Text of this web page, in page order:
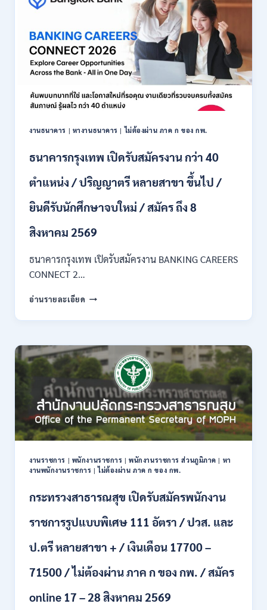
สมัคร
ปริญญา
ตรี
ทุก
สาขา
/
ไม่
ต้อง
กพ.
เงิน
18,150
สมัคร
–
งานธนาคาร | หางานธนาคาร |ไม่ต้องผ่าน ภาค ก ของ กพ.
ธนาคารกรุงเทพ เปิดรับสมัครงาน กว่า 40
ตำแหน่ง / ปริญญาตรี หลายสาขา ขึ้นไป /
ยินดีรับนักศึกษาจบใหม่ / สมัคร ถึง 8
สิงหาคม 2569
ธนาคารกรุงเทพ เปิดรับสมัครงาน BANKING CAREERS
CONNECT 2…
อ่านรายละเอียด ธนาคาร
เปิด
สมัคร
งาน
40
ตำแหน่ง
/
ปริญญา
ตรี
หลาย
ขึ้น
ไป
ยินดี
นักศึกษา
ใหม่
สมัคร
8
งานราชการ | พนักงานราชการ |พนักงานราชการ ส่วนภูมิภาค | หา
งานพนักงานราชการ |ไม่ต้องผ่าน ภาค ก ของ กพ.
กระทรวงสาธารณสุข เปิดรับสมัครพนักงาน
ราชการรูปแบบพิเศษ 111 อัตรา / ปวส. และ
ป.ตรี หลายสาขา + / เงินเดือน 17700 –
71500 / ไม่ต้องผ่าน ภาค ก ของ กพ. / สมัคร
online 17 – 28 สิงหาคม 2569